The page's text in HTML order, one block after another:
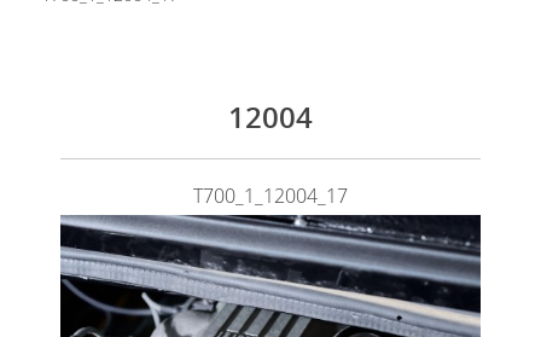
12004
T700_1_12004_17